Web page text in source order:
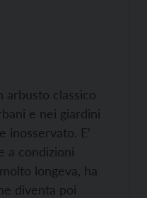
arbusto classico
e nei giardini
inosservato. E’
a condizioni
longeva, ha
diventa poi